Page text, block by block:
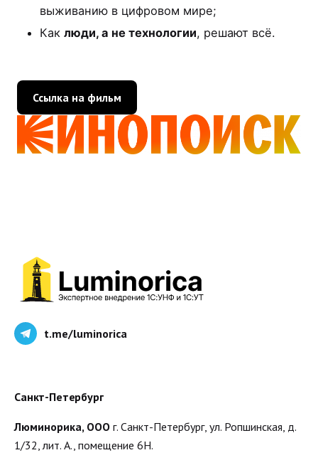
выживанию в цифровом мире;
Каклюди, а не технологии, решают всё.
Ссылка на фильм
t.me/luminorica
Санкт-Петербург
Люминорика, ООО г. Санкт-Петербург, ул. Ропшинская, д.
1/32, лит. А., помещение 6Н.